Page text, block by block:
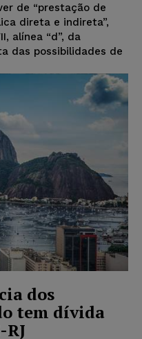
de “prestação de
direta e indireta”,
alínea “d”, da
das possibilidades de
dos
tem dívida